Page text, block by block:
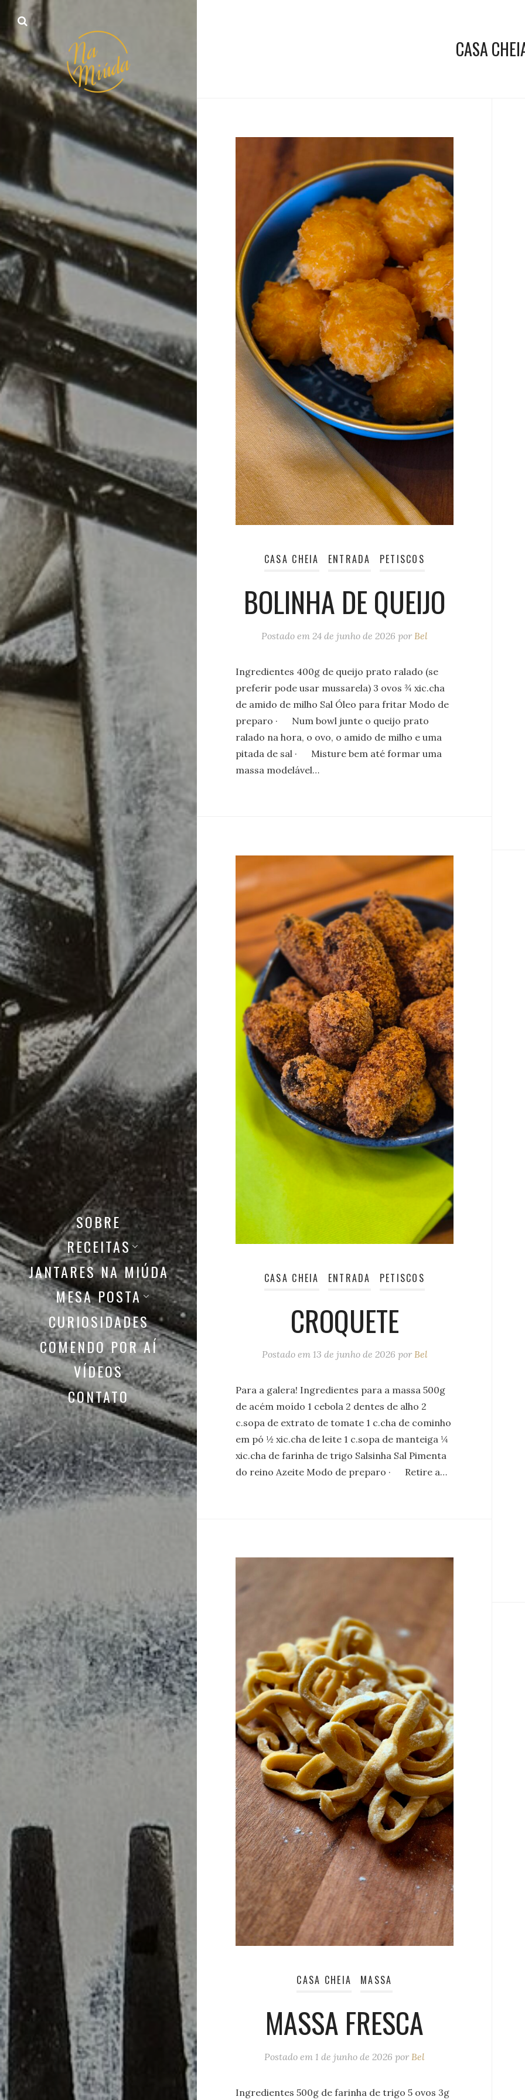
SOBRE
RECEITAS
JANTARES NA MIÚDA
MESA POSTA
CURIOSIDADES
COMENDO POR AÍ
VÍDEOS
CONTATO
CASA
CASA CHEIA ENTRADA PETISCOS
BOLINHA DE QUEIJO
Postado em 24 de junho de 2026 por Bel
Ingredientes 400g de queijo prato ralado (se
preferir pode usar mussarela) 3 ovos ¾ xic.cha
de amido de milho Sal Óleo para fritar Modo de
preparo · Num bowl junte o queijo prato
ralado na hora, o ovo, o amido de milho e uma
pitada de sal · Misture bem até formar uma
massa modelável…
CASA CHEIA ENTRADA PETISCOS
CROQUETE
Postado em 13 de junho de 2026 por Bel
Para a galera! Ingredientes para a massa 500g
de acém moído 1 cebola 2 dentes de alho 2
c.sopa de extrato de tomate 1 c.cha de cominho
em pó ½ xic.cha de leite 1 c.sopa de manteiga ¼
xic.cha de farinha de trigo Salsinha Sal Pimenta
do reino Azeite Modo de preparo · Retire a…
CASA CHEIA MASSA
MASSA FRESCA
Postado em 1 de junho de 2026 por Bel
Ingredientes 500g de farinha de trigo 5 ovos 3g